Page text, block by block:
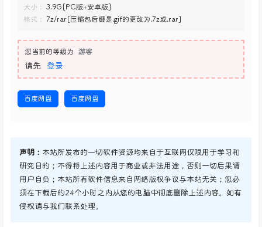
大小：
3.9G[PC版+安卓版]
格式：
7z/rar[压缩包后缀是.gif的更改为.7z或.rar]
您当前的等级为 游客
请先 登录
百度网盘 百度网盘
声明： 本站所发布的一切软件资源均来自于互联网仅限用于学习和
研究目的；不得将上述内容用于商业或非法用途，否则一切后果请
用户自负；本站所有软件信息来自网络版权争议与本站无关；您必
须在下载后的24个小时之内从您的电脑中彻底删除上述内容。如有
侵权请与我们联系处理。